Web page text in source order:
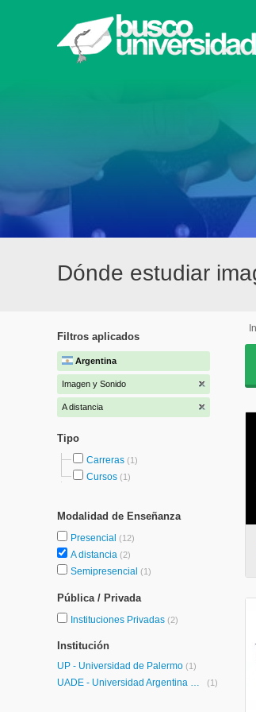
Dónde estudiar
Filtros aplicados
Argentina
Imagen y Sonido
A distancia
Tipo
Carreras (1)
Cursos (1)
Modalidad de Enseñanza
Presencial (12)
A distancia (2)
Semipresencial (1)
Pública / Privada
Instituciones Privadas (2)
Institución
UP - Universidad de Palermo (1)
UADE - Universidad Argentina de la Empresa (1)